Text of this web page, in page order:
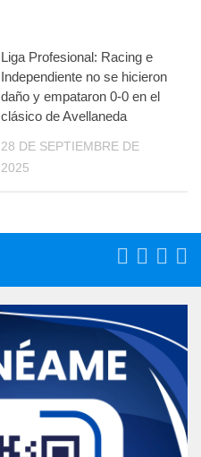
Liga Profesional: Racing e
Independiente no se hicieron
daño y empataron 0-0 en el
clásico de Avellaneda
28 DE SEPTIEMBRE DE
2025